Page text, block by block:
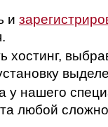
и
хостинг,
у нашего
любой